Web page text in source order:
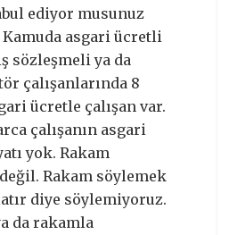
ediyor musunuz
asgari ücretli
sözleşmeli ya da
çalışanlarında 8
ücretle çalışan var.
çalışanın asgari
yok. Rakam
Rakam söylemek
diye söylemiyoruz.
da rakamla